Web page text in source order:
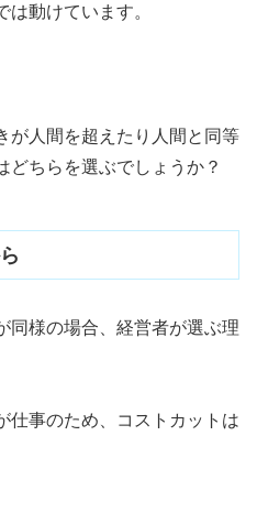
は動けています。
が人間を超えたり人間と同等
どちらを選ぶでしょうか？
同様の場合、経営者が選ぶ理
仕事のため、コストカットは